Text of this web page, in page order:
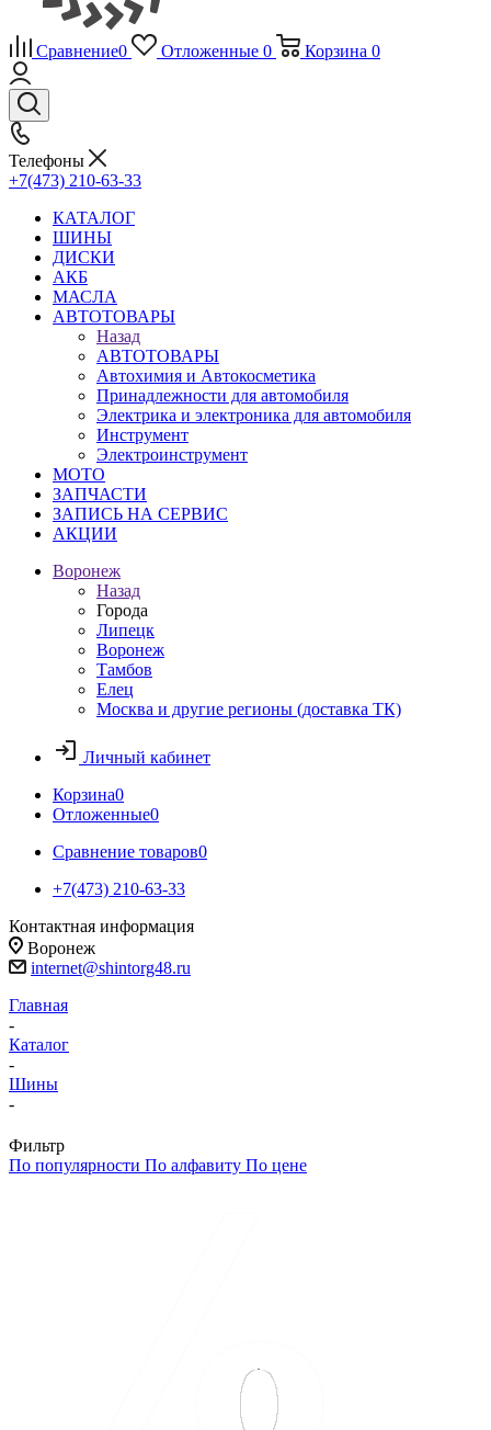
Сравнение0 Отложенные 0 Корзина 0
Телефоны
+7(473) 210-63-33
КАТАЛОГ
ШИНЫ
ДИСКИ
АКБ
МАСЛА
АВТОТОВАРЫ
Назад
АВТОТОВАРЫ
Автохимия и Автокосметика
Принадлежности для автомобиля
Электрика и электроника для автомобиля
Инструмент
Электроинструмент
МОТО
ЗАПЧАСТИ
ЗАПИСЬ НА СЕРВИС
АКЦИИ
Воронеж
Назад
Города
Липецк
Воронеж
Тамбов
Елец
Москва и другие регионы (доставка ТК)
Личный кабинет
Корзина0
Отложенные0
Сравнение товаров0
+7(473) 210-63-33
Контактная информация
Воронеж
internet@shintorg48.ru
Главная
-
Каталог
-
Шины
-
Фильтр
По популярности По алфавиту По цене